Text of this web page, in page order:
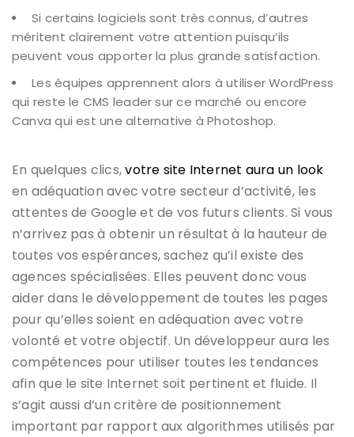
Si certains logiciels sont très connus, d’autres
méritent clairement votre attention puisqu’ils
peuvent vous apporter la plus grande satisfaction.
Les équipes apprennent alors à utiliser WordPress
qui reste le CMS leader sur ce marché ou encore
Canva qui est une alternative à Photoshop.
En quelques clics,votre site Internet aura un look
en adéquation avec votre secteur d’activité, les
attentes de Google et de vos futurs clients. Si vous
n’arrivez pas à obtenir un résultat à la hauteur de
toutes vos espérances, sachez qu’il existe des
agences spécialisées. Elles peuvent donc vous
aider dans le développement de toutes les pages
pour qu’elles soient en adéquation avec votre
volonté et votre objectif. Un développeur aura les
compétences pour utiliser toutes les tendances
afin que le site Internet soit pertinent et fluide. Il
s’agit aussi d’un critère de positionnement
important par rapport aux algorithmes utilisés par